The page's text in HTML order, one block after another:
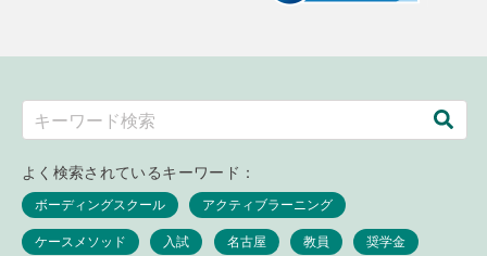
よく検索されているキーワード：